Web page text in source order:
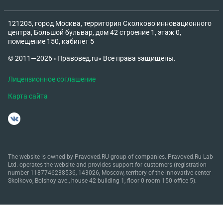
121205, город Москва, территория Сколково инновационного
центра, Большой бульвар, дом 42 строение 1, этаж 0,
помещение 150, кабинет 5
© 2011—2026 «Правовед.ru» Все права защищены.
Лицензионное соглашение
Карта сайта
The website is owned by Pravoved.RU group of companies. Pravoved.Ru Lab
Ltd. operates the website and provides support for customers (registration
number 1187746238536, 143026, Moscow, territory of the innovative center
Skolkovo, Bolshoy ave., house 42 building 1, floor 0 room 150 office 5).